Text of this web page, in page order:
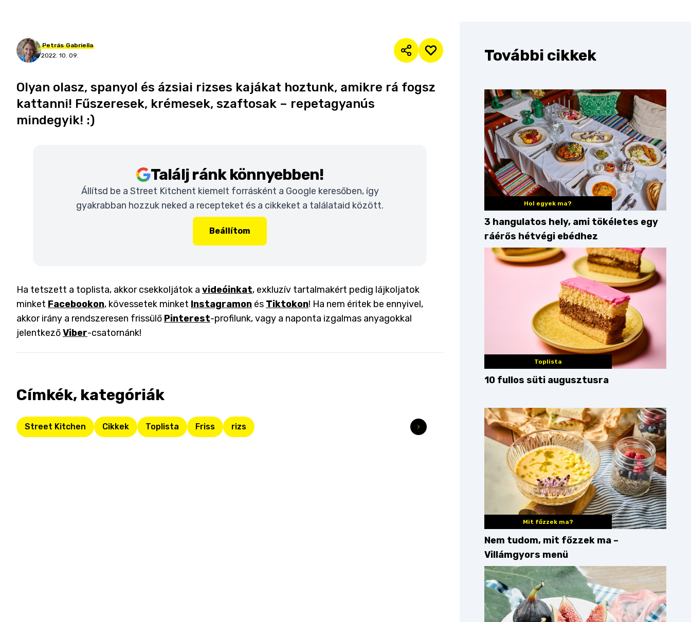
Petrás Gabriella
2022. 10. 09.
Olyan olasz, spanyol és ázsiai rizses kajákat hoztunk, amikre rá fogsz
kattanni! Fűszeresek, krémesek, szaftosak – repetagyanús
mindegyik! :)
Találj ránk könnyebben!
Állítsd be a Street Kitchent kiemelt forrásként a Google keresőben, így
gyakrabban hozzuk neked a recepteket és a cikkeket a találataid között.
Beállítom
Ha tetszett a toplista, akkor csekkoljátok a videóinkat, exkluzív tartalmakért pedig lájkoljatok
minket Facebookon, kövessetek minket Instagramon és Tiktokon! Ha nem éritek be ennyivel,
akkor irány a rendszeresen frissülő Pinterest-profilunk, vagy a naponta izgalmas anyagokkal
jelentkezőViber-csatornánk!
Címkék, kategóriák
Street Kitchen Cikkek Toplista Friss rizs
További cikkek
Hol egyek ma?
3 hangulatos hely, ami tökéletes egy
ráérős hétvégi ebédhez
Toplista
10 fullos süti augusztusra
Mit főzzek ma?
Nem tudom, mit főzzek ma –
Villámgyors menü